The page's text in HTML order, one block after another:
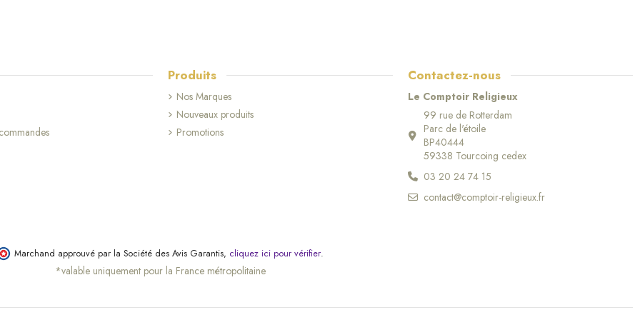
Produits
Nos Marques
Nouveaux produits
Promotions
Contactez-nous
Le Comptoir Religieux
99 rue de Rotterdam
Parc de l'étoile
BP40444
59338 Tourcoing cedex
03 20 24 74 15
contact@comptoir-religieux.fr
Marchand approuvé par la Société des Avis Garantis, cliquez ici pour vérifier.
*valable uniquement pour la France métropolitaine